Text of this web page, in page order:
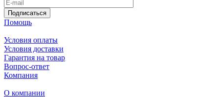
Подписаться
Помощь
Условия оплаты
Условия доставки
Гарантия на товар
Вопрос-ответ
Компания
О компании